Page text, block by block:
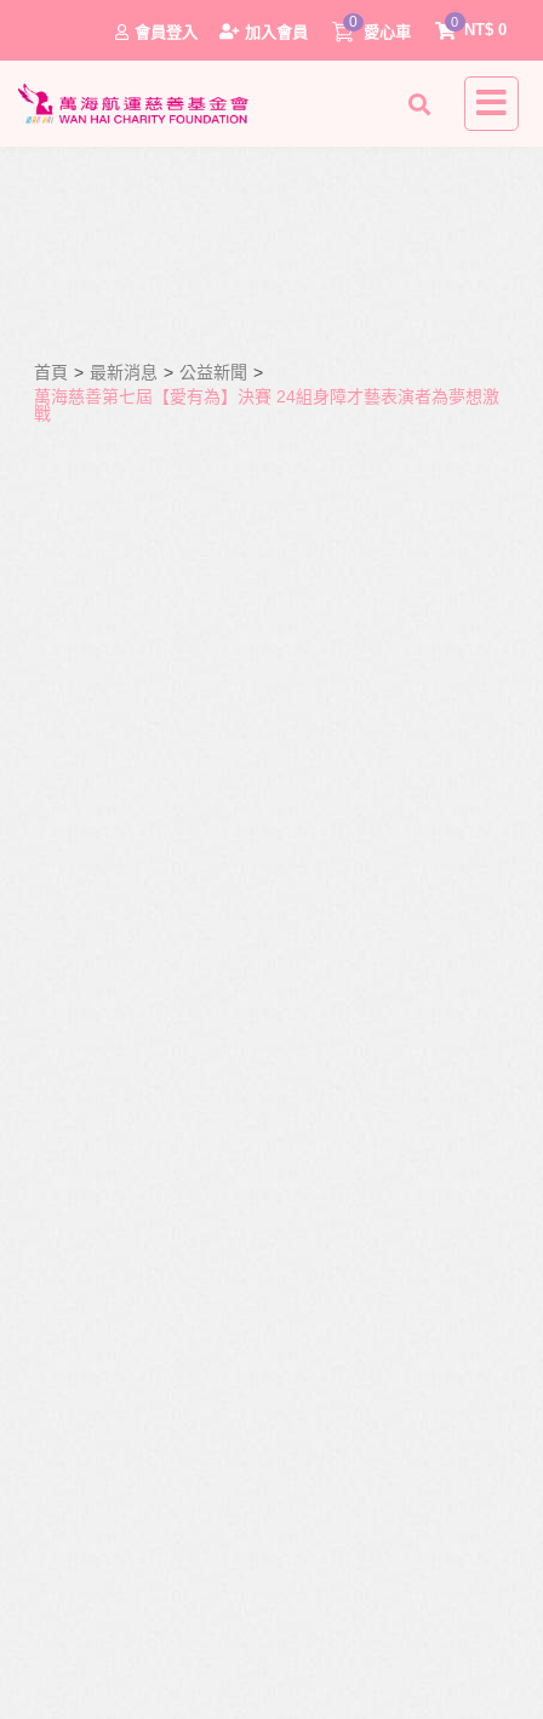
會員登入 加入會員
0
愛心車
0
NT$ 0
0
首頁 > 最新消息 > 公益新聞 >
萬海慈善第七屆【愛有為】決賽 24組身障才藝表演者為夢想激
戰